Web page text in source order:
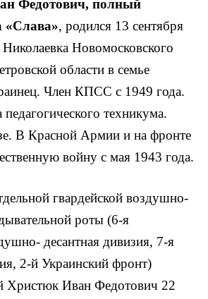
Федотович, полный
«Слава», родился 13 сентября
Николаевка Новомосков­ского
области в семье
Член КПСС с 1949 года.
техникума.
В Красной Армии и на фронте
войну с мая 1943 года.
гвардейской воздушно-
роты (6-я
десантная дивизия, 7-я
2-й Украинский фронт)
Xристюк Иван Федотович 22